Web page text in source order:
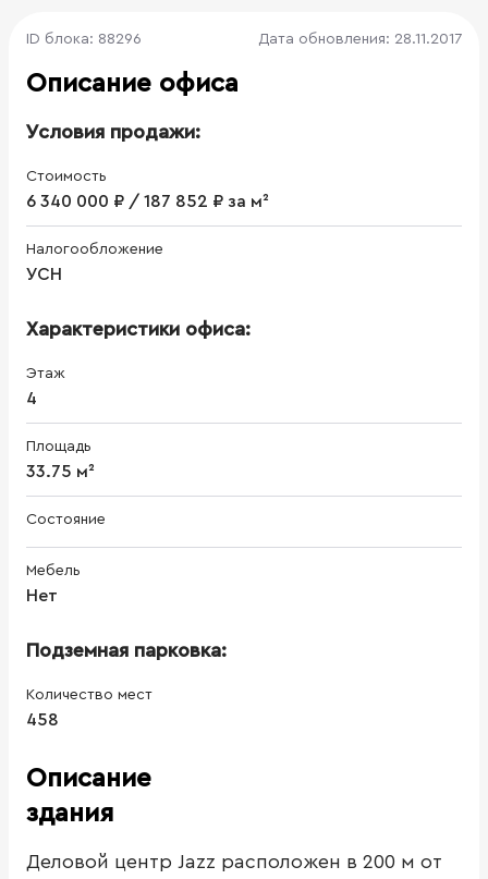
ID блока: 88296 Дата обновления: 28.11.2017
Описание офиса
Условия продажи:
Стоимость
6 340 000 ₽ / 187 852 ₽ за м²
Налогообложение
УСН
Характеристики офиса:
Этаж
4
Площадь
33.75 м²
Состояние
Мебель
Нет
Подземная парковка:
Количество мест
458
Описание
здания
Деловой центр Jazz расположен в 200 м от